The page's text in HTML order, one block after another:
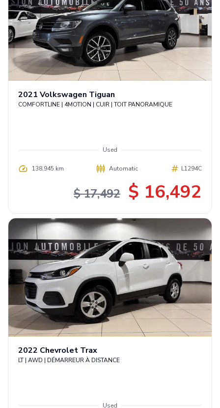
2021 Volkswagen Tiguan
COMFORTLINE | 4MOTION | CUIR | TOIT PANORAMIQUE
Used
138,945 km Automatic L1294C
$ 17,492 $ 16,492
2022 Chevrolet Trax
LT | AWD | DÉMARREUR À DISTANCE
Used